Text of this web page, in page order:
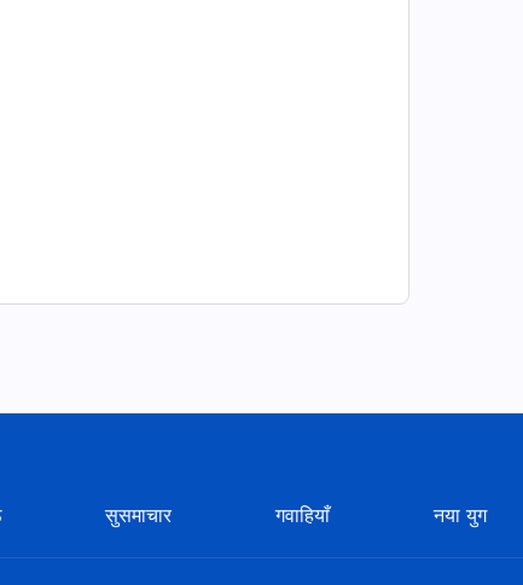
सुसमाचार गवाहियाँ नया युग